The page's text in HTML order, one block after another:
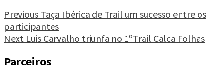
Erdal,
um
trail
diferente"
Continue
Reading
Previous Taça Ibérica de Trail um sucesso entre os
participantes
Next Luis Carvalho triunfa no 1ºTrail Calca Folhas
Parceiros